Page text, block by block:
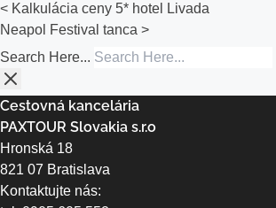
< Kalkulácia ceny 5* hotel Livada
Neapol Festival tanca >
Search Here...
Cestovná kancelária
PAXTOUR Slovakia s.r.o
Hronská 18
821 07 Bratislava
Kontaktujte nás: